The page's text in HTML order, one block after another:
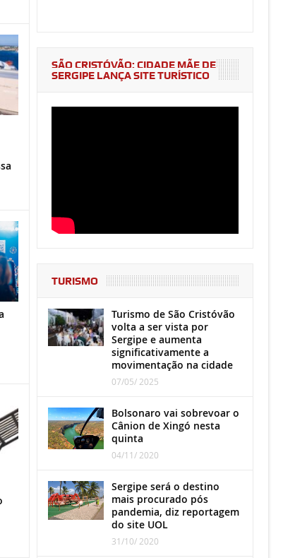
SÃO CRISTÓVÃO: CIDADE MÃE DE
SERGIPE LANÇA SITE TURÍSTICO
TURISMO
Turismo de São Cristóvão
volta a ser vista por
Sergipe e aumenta
significativamente a
movimentação na cidade
07/05/ 2025
Bolsonaro vai sobrevoar o
Cânion de Xingó nesta
quinta
04/11/ 2020
Sergipe será o destino
mais procurado pós
pandemia, diz reportagem
do site UOL
31/10/ 2020